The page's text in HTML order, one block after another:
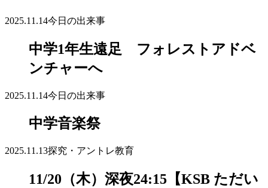
2025.11.14今日の出来事
中学1年生遠足 フォレストアドベ
ンチャーへ
2025.11.14今日の出来事
中学音楽祭
2025.11.13探究・アントレ教育
11/20（木）深夜24:15【KSB ただい